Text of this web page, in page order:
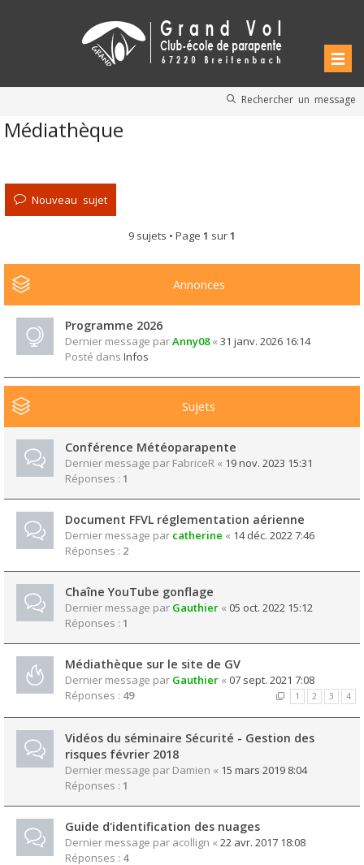
Rechercher un message
Médiathèque
Nouveau sujet
9 sujets • Page 1 sur1
Annonces
Programme 2026
Dernier message parAnny08« 31 janv. 2026 16:14
Posté dans Infos
Sujets
Conférence Météoparapente
Dernier message par FabriceR « 19 nov. 2023 15:31
Réponses : 1
Document FFVL réglementation aérienne
Dernier message par catherine « 14 déc. 2022 7:46
Réponses : 2
Chaîne YouTube gonflage
Dernier message par Gauthier « 05 oct. 2022 15:12
Réponses : 1
Médiathèque sur le site de GV
Dernier message par Gauthier « 07 sept. 2021 7:08
Réponses : 49 1 2 3 4
Vidéos du séminaire Sécurité - Gestion des
risques février 2018
Dernier message par Damien « 15 mars 2019 8:04
Réponses : 1
Guide d'identification des nuages
Dernier message par acollign « 22 avr. 2017 18:08
Réponses : 4